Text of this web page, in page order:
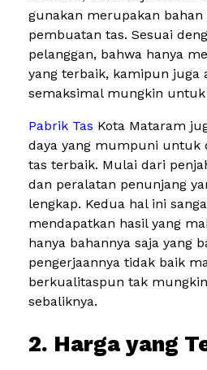
gunakan merupakan
pembuatan tas. Sesuai
pelanggan, bahwa hanya
yang terbaik, kamipun juga
semaksimal mungkin
Pabrik Tas Kota Mataram
daya yang mumpuni untuk
tas terbaik. Mulai dari
dan peralatan penunjang
lengkap. Kedua hal ini
mendapatkan hasil yang
hanya bahannya saja yang
pengerjaannya tidak baik
berkualitaspun tak
sebaliknya.
2. Harga yang